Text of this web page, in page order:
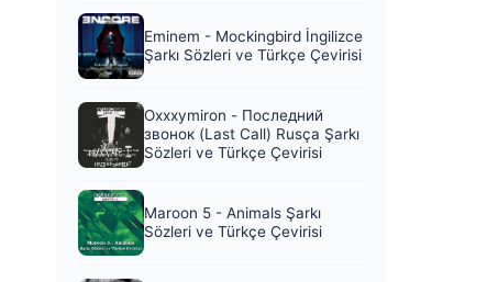
Eminem - Mockingbird İngilizce
Şarkı Sözleri ve Türkçe Çevirisi
Oxxxymiron - Последний
звонок (Last Call) Rusça Şarkı
Sözleri ve Türkçe Çevirisi
Maroon 5 - Animals Şarkı
Sözleri ve Türkçe Çevirisi